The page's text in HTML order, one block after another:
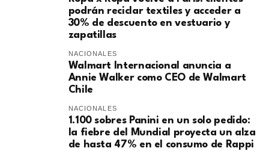
podrán reciclar textiles y acceder a
30% de descuento en vestuario y
zapatillas
NACIONALES
Walmart Internacional anuncia a
Annie Walker como CEO de Walmart
Chile
NACIONALES
1.100 sobres Panini en un solo pedido:
la fiebre del Mundial proyecta un alza
de hasta 47% en el consumo de Rappi